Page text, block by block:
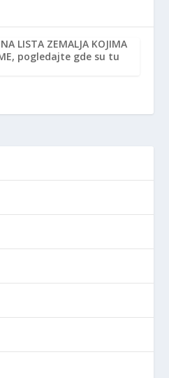
LISTA ZEMALJA KOJIMA
pogledajte gde su tu